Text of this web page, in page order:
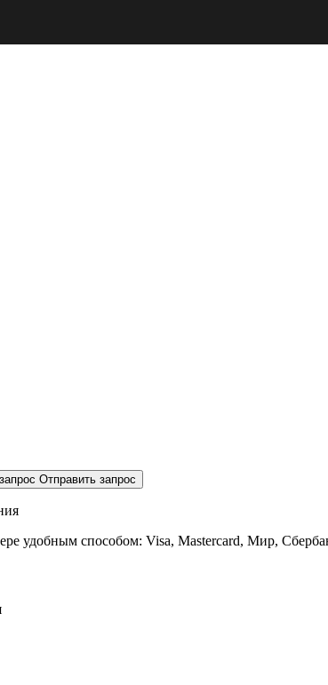
Отправить запрос
удобным способом: Visa, Mastercard, Мир,